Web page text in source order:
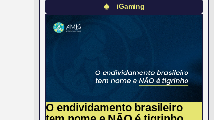
iGaming
O endividamento brasileiro